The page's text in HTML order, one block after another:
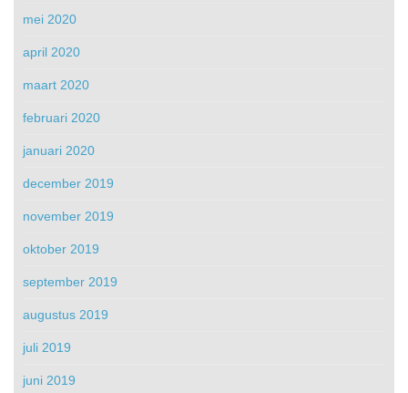
mei 2020
april 2020
maart 2020
februari 2020
januari 2020
december 2019
november 2019
oktober 2019
september 2019
augustus 2019
juli 2019
juni 2019